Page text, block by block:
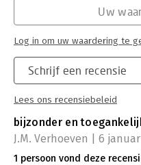
Schrijf een recensie
Lees ons recensiebeleid
Uw
Log in om uw waardering te
bijzonder en
J.M. Verhoeven | 6
1 persoon vond deze